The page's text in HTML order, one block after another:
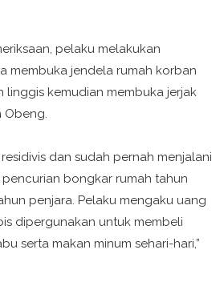
pelaku melakukan
membuka jendela rumah korban
linggis kemudian membuka jerjak
Obeng.
dan sudah pernah menjalani
bongkar rumah tahun
penjara. Pelaku mengaku uang
dipergunakan untuk membeli
serta makan minum sehari-hari,”